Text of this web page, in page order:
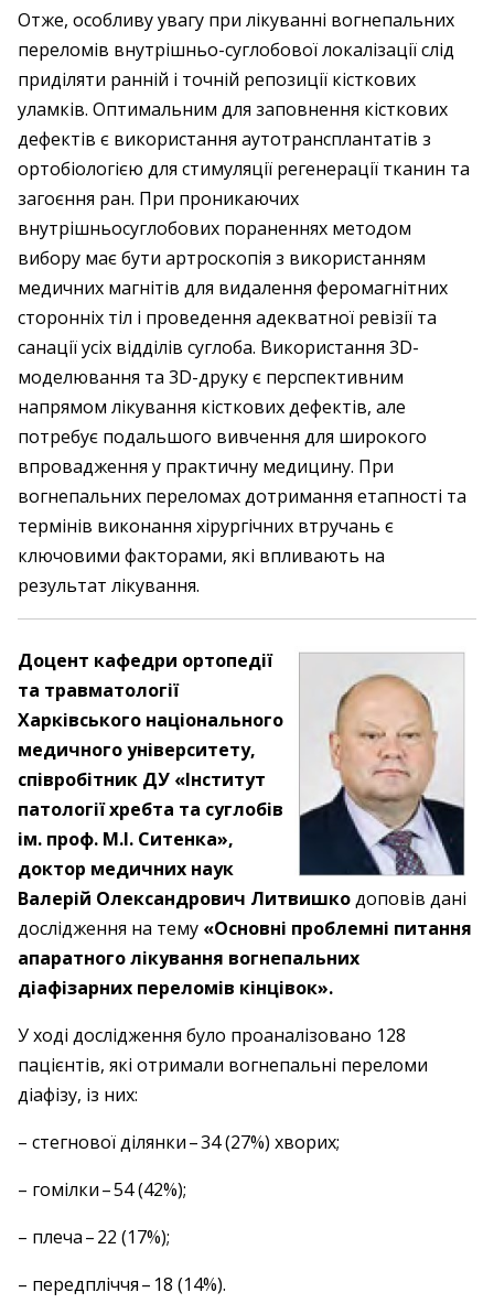
Отже, особливу увагу при лікуванні вогнепальних
переломів внутрішньо-суглобової локалізації слід
приділяти ранній і точній репозиції кісткових
уламків. Оптимальним для запов­нення кісткових
дефектів є використання ауто­трансплантатів з
ортобіологією для стимуляції регенерації тканин та
загоєння ран. При проникаючих
внутрішньосуглобових пораненнях методом
вибору має бути артроскопія з використанням
медичних магнітів для видалення феромагнітних
сторонніх тіл і проведення адекватної ревізії та
санації усіх відділів суглоба. Використання 3D-
моделювання та 3D-друку є перспективним
напрямом лікування кісткових дефектів, але
потребує подальшого вивчення для широкого
впровадження у практичну медицину. При
вогнепальних переломах дотримання етапності та
термінів виконання хірургічних втручань є
ключовими факторами, які впливають на
результат лікування.
Доцент кафедри ортопедії
та травматології
Харківського національного
медичного університету,
співробітник ДУ «Інститут
патології хребта та суглобів
ім. проф. М.І. Ситенка»,
доктор медичних наук
Валерій Олександрович ­Литвишкодоповів дані
дослідження на тему «Основні проблемні питання
апаратного лікування вогнепальних
діафізарних переломів кінцівок».
У ході дослідження було проаналізовано 128
пацієнтів, які отримали вогнепальні переломи
діафізу, із них:
– стегнової ділянки – ​34 (27%) хворих;
– гомілки – ​54 (42%);
– плеча – ​22 (17%);
– передпліччя – ​18 (14%).